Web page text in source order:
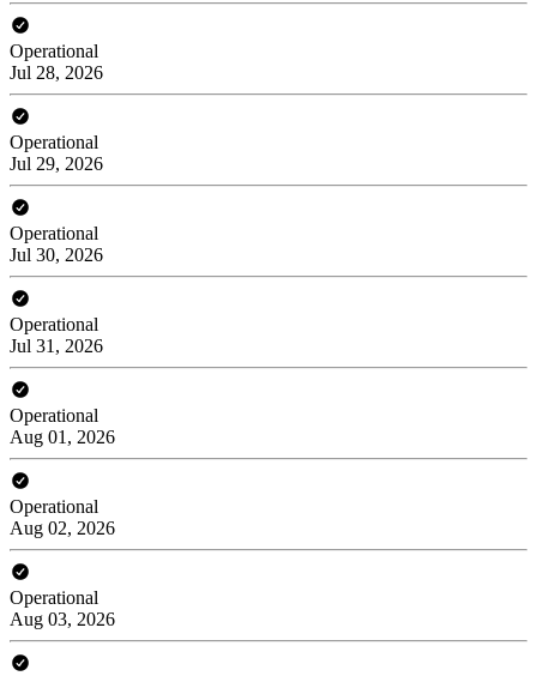
Operational
Jul 28, 2026
Operational
Jul 29, 2026
Operational
Jul 30, 2026
Operational
Jul 31, 2026
Operational
Aug 01, 2026
Operational
Aug 02, 2026
Operational
Aug 03, 2026